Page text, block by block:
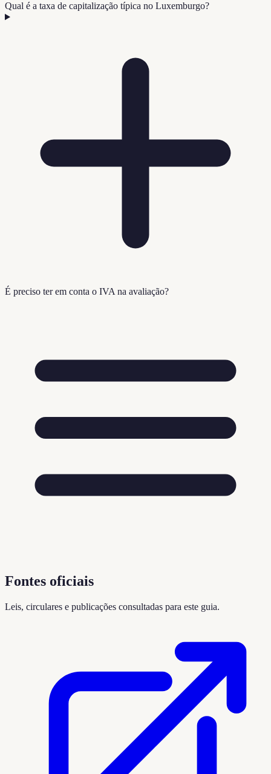
Qual é a taxa de capitalização típica no Luxemburgo?
É preciso ter em conta o IVA na avaliação?
Fontes oficiais
Leis, circulares e publicações consultadas para este guia.